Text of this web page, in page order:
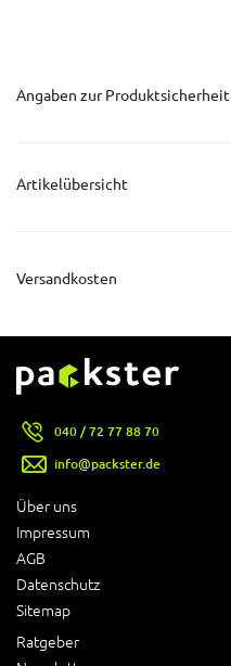
Angaben zur Produktsicherheit
Artikelübersicht
Versandkosten
Über uns
Impressum
AGB
Datenschutz
Sitemap
Ratgeber
040 / 72 77 88 70
info@packster.de